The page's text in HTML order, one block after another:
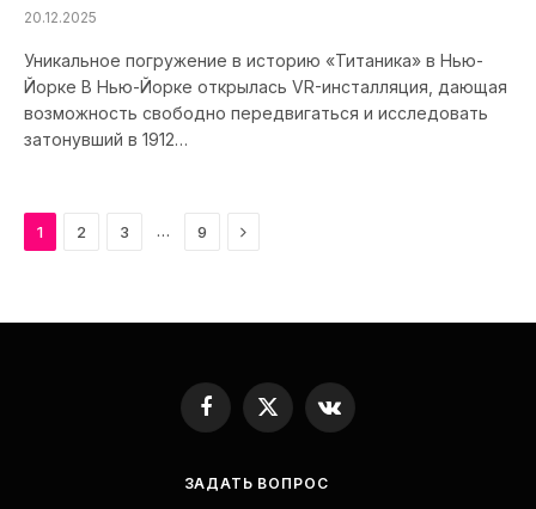
20.12.2025
Уникальное погружение в историю «Титаника» в Нью-
Йорке В Нью-Йорке открылась VR-инсталляция, дающая
возможность свободно передвигаться и исследовать
затонувший в 1912…
1 2 3 … 9 Next
Facebook
X
(Twitter)
VKontakte
ЗАДАТЬ ВОПРОС